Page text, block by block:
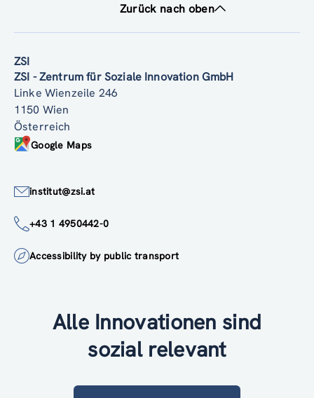
Zurück nach oben
ZSI
ZSI - Zentrum für Soziale Innovation GmbH
Linke Wienzeile 246
1150 Wien
Österreich
Google Maps
institut@zsi.at
+43 1 4950442-0
Accessibility by public transport
Alle Innovationen sind
sozial relevant